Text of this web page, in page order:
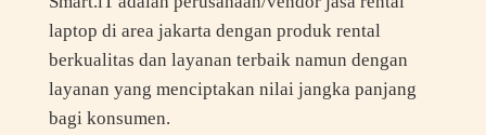
laptop di area jakarta dengan produk rental
berkualitas dan layanan terbaik namun dengan
layanan yang menciptakan nilai jangka panjang
bagi konsumen.